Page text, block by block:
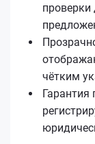
проверки
чётким
Гарантия